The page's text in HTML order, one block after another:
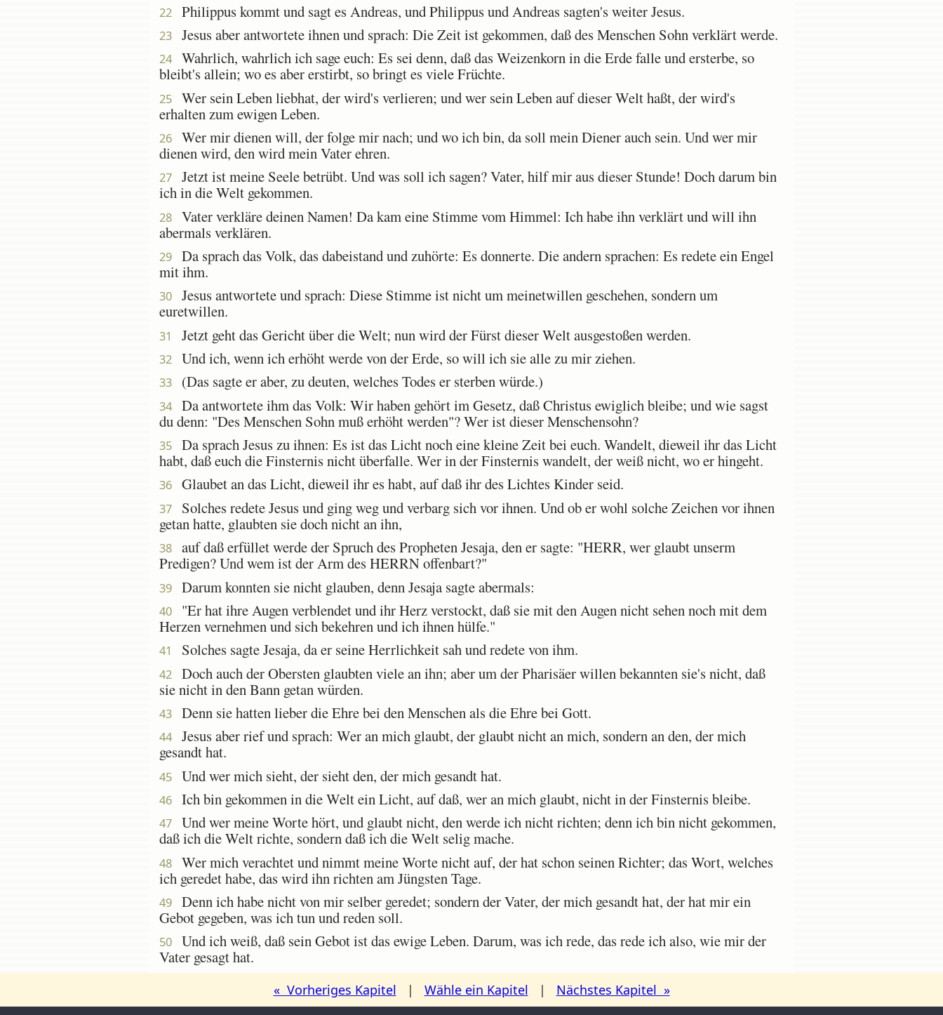
22 Philippus kommt und sagt es Andreas, und Philippus und Andreas sagten's weiter Jesus.
23 Jesus aber antwortete ihnen und sprach: Die Zeit ist gekommen, daß des Menschen Sohn verklärt werde.
24
Wahrlich, wahrlich ich sage euch: Es sei denn, daß das Weizenkorn in die Erde falle und ersterbe, so
bleibt's allein; wo es aber erstirbt, so bringt es viele Früchte.
25
Wer sein Leben liebhat, der wird's verlieren; und wer sein Leben auf dieser Welt haßt, der wird's
erhalten zum ewigen Leben.
26
Wer mir dienen will, der folge mir nach; und wo ich bin, da soll mein Diener auch sein. Und wer mir
dienen wird, den wird mein Vater ehren.
27
Jetzt ist meine Seele betrübt. Und was soll ich sagen? Vater, hilf mir aus dieser Stunde! Doch darum bin
ich in die Welt gekommen.
28
Vater verkläre deinen Namen! Da kam eine Stimme vom Himmel: Ich habe ihn verklärt und will ihn
abermals verklären.
29
Da sprach das Volk, das dabeistand und zuhörte: Es donnerte. Die andern sprachen: Es redete ein Engel
mit ihm.
30
Jesus antwortete und sprach: Diese Stimme ist nicht um meinetwillen geschehen, sondern um
euretwillen.
31 Jetzt geht das Gericht über die Welt; nun wird der Fürst dieser Welt ausgestoßen werden.
32 Und ich, wenn ich erhöht werde von der Erde, so will ich sie alle zu mir ziehen.
33 (Das sagte er aber, zu deuten, welches Todes er sterben würde.)
34
Da antwortete ihm das Volk: Wir haben gehört im Gesetz, daß Christus ewiglich bleibe; und wie sagst
du denn: "Des Menschen Sohn muß erhöht werden"? Wer ist dieser Menschensohn?
35
Da sprach Jesus zu ihnen: Es ist das Licht noch eine kleine Zeit bei euch. Wandelt, dieweil ihr das Licht
habt, daß euch die Finsternis nicht überfalle. Wer in der Finsternis wandelt, der weiß nicht, wo er hingeht.
36 Glaubet an das Licht, dieweil ihr es habt, auf daß ihr des Lichtes Kinder seid.
37
Solches redete Jesus und ging weg und verbarg sich vor ihnen. Und ob er wohl solche Zeichen vor ihnen
getan hatte, glaubten sie doch nicht an ihn,
38
auf daß erfüllet werde der Spruch des Propheten Jesaja, den er sagte: "HERR, wer glaubt unserm
Predigen? Und wem ist der Arm des HERRN offenbart?"
39 Darum konnten sie nicht glauben, denn Jesaja sagte abermals:
40
"Er hat ihre Augen verblendet und ihr Herz verstockt, daß sie mit den Augen nicht sehen noch mit dem
Herzen vernehmen und sich bekehren und ich ihnen hülfe."
41 Solches sagte Jesaja, da er seine Herrlichkeit sah und redete von ihm.
42
Doch auch der Obersten glaubten viele an ihn; aber um der Pharisäer willen bekannten sie's nicht, daß
sie nicht in den Bann getan würden.
43 Denn sie hatten lieber die Ehre bei den Menschen als die Ehre bei Gott.
44
Jesus aber rief und sprach: Wer an mich glaubt, der glaubt nicht an mich, sondern an den, der mich
gesandt hat.
45 Und wer mich sieht, der sieht den, der mich gesandt hat.
46 Ich bin gekommen in die Welt ein Licht, auf daß, wer an mich glaubt, nicht in der Finsternis bleibe.
47
Und wer meine Worte hört, und glaubt nicht, den werde ich nicht richten; denn ich bin nicht gekommen,
daß ich die Welt richte, sondern daß ich die Welt selig mache.
48
Wer mich verachtet und nimmt meine Worte nicht auf, der hat schon seinen Richter; das Wort, welches
ich geredet habe, das wird ihn richten am Jüngsten Tage.
49
Denn ich habe nicht von mir selber geredet; sondern der Vater, der mich gesandt hat, der hat mir ein
Gebot gegeben, was ich tun und reden soll.
50
Und ich weiß, daß sein Gebot ist das ewige Leben. Darum, was ich rede, das rede ich also, wie mir der
Vater gesagt hat.
« Vorheriges Kapitel | Wähle ein Kapitel | Nächstes Kapitel »